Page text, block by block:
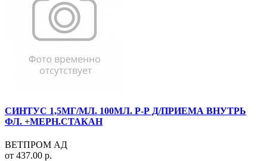
СИНТУС 1,5МГ/МЛ. 100МЛ. Р-Р Д/ПРИЕМА ВНУТРЬ
ФЛ. +МЕРН.СТАКАН
ВЕТПРОМ АД
от 437.00 р.